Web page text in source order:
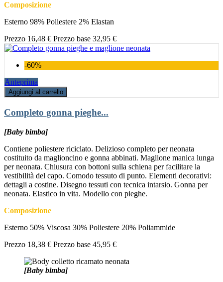
Composizione
Esterno 98% Poliestere 2% Elastan
Prezzo 16,48 € Prezzo base 32,95 €
-60%
Anteprima
Aggiungi al carrello
Completo gonna pieghe...
[Baby bimba]
Contiene poliestere riciclato. Delizioso completo per neonata
costituito da maglioncino e gonna abbinati. Maglione manica lunga
per neonata. Chiusura con bottoni sulla schiena per facilitare la
vestibilità del capo. Comodo tessuto di punto. Elementi decorativi:
dettagli a costine. Disegno tessuti con tecnica intarsio. Gonna per
neonata. Elastico in vita. Modello con pieghe.
Composizione
Esterno 50% Viscosa 30% Poliestere 20% Poliammide
Prezzo 18,38 € Prezzo base 45,95 €
[Baby bimba]